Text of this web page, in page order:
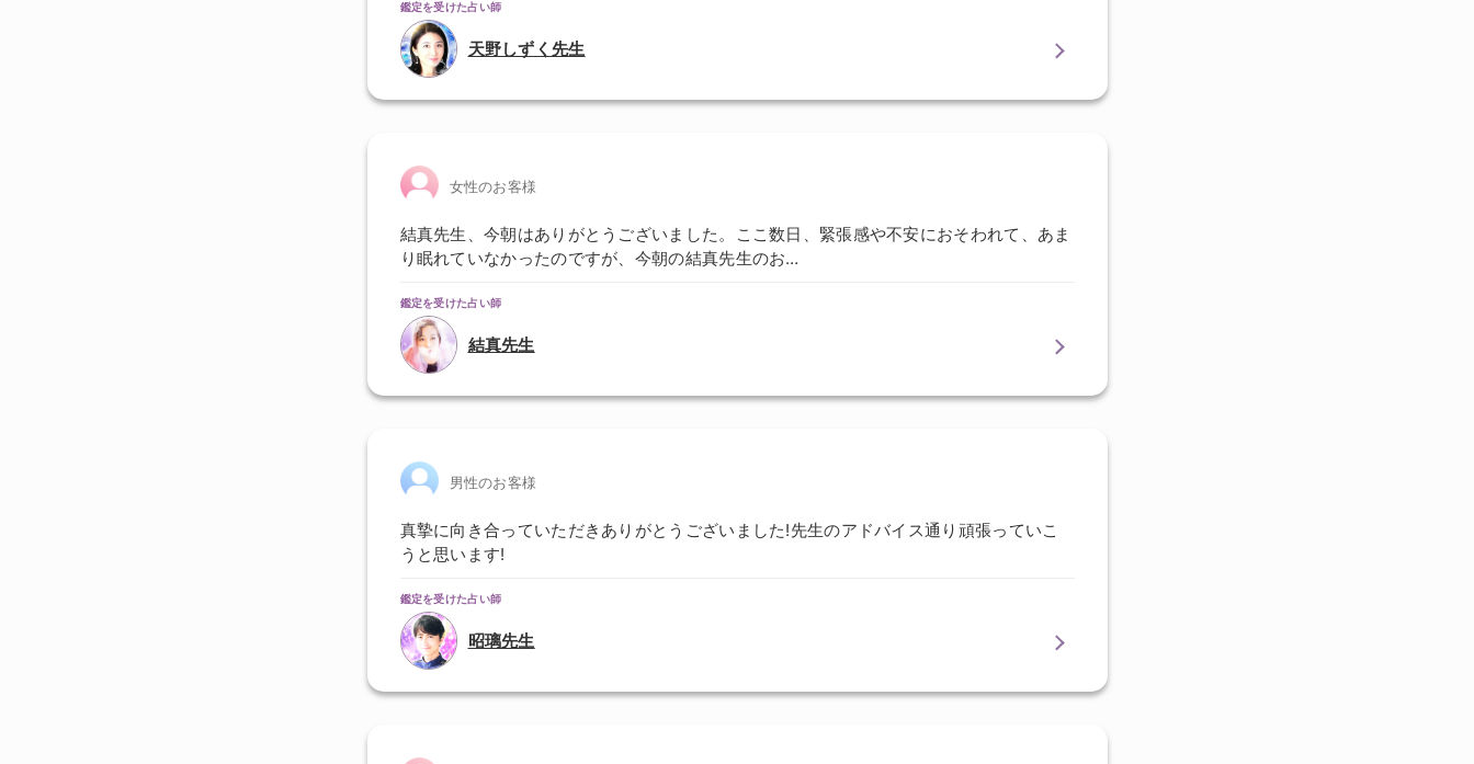
鑑定を受けた占い師
天野しずく先生
女性のお客様
結真先生、今朝はありがとうございました。ここ数日、緊張感や不安におそわれて、あま
り眠れていなかったのですが、今朝の結真先生のお…
鑑定を受けた占い師
結真先生
男性のお客様
真摯に向き合っていただきありがとうございました!先生のアドバイス通り頑張っていこ
うと思います!
鑑定を受けた占い師
昭璃先生